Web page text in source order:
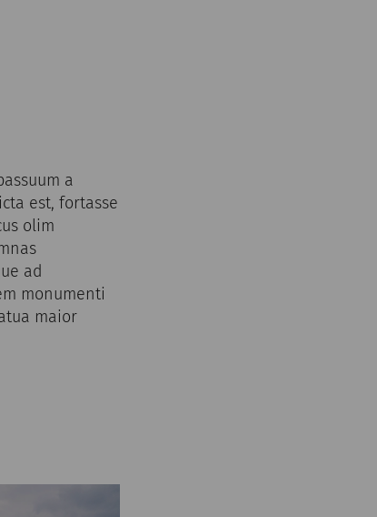
a
est, fortasse
olim
ad
monumenti
maior